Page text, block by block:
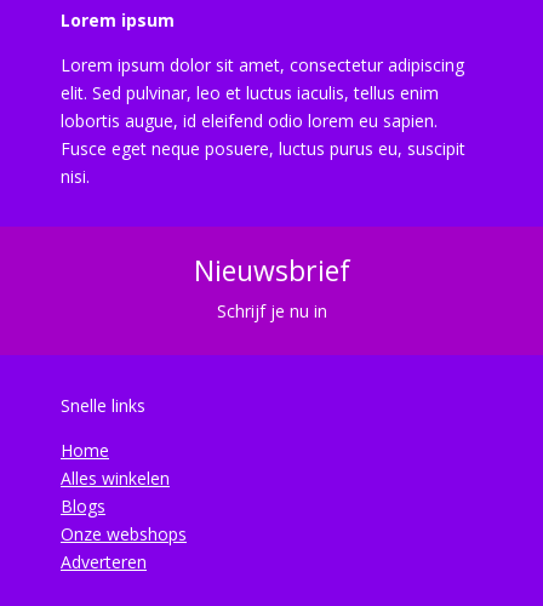
Lorem ipsum
Lorem ipsum dolor sit amet, consectetur adipiscing
elit. Sed pulvinar, leo et luctus iaculis, tellus enim
lobortis augue, id eleifend odio lorem eu sapien.
Fusce eget neque posuere, luctus purus eu, suscipit
nisi.
Nieuwsbrief
Schrijf je nu in
Snelle links
Home
Alles winkelen
Blogs
Onze webshops
Adverteren